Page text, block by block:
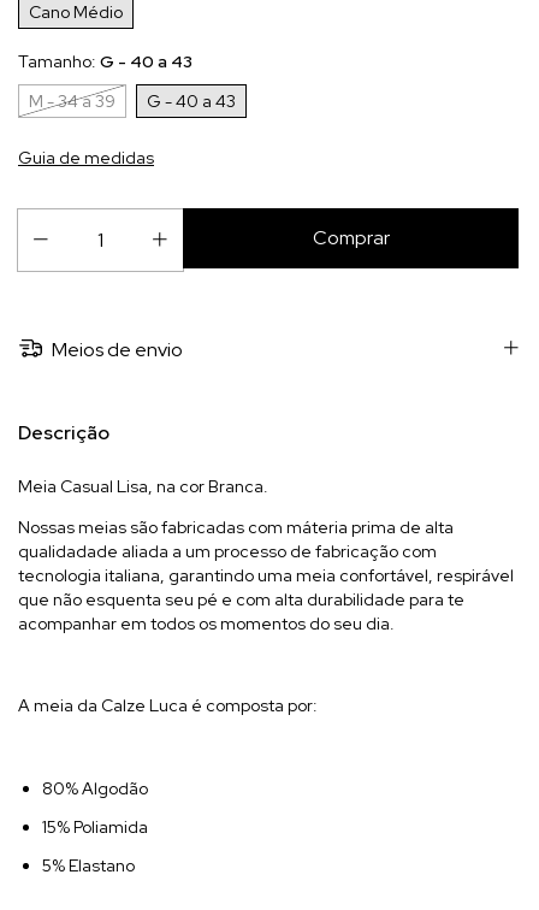
Cano Médio
Tamanho: G - 40 a 43
M - 34 a 39
G - 40 a 43
Guia de medidas
Meios de envio
Descrição
Meia Casual Lisa, na cor Branca.
Nossas meias são fabricadas com máteria prima de alta
qualidadade aliada a um processo de fabricação com
tecnologia italiana, garantindo uma meia confortável, respirável
que não esquenta seu pé e com alta durabilidade para te
acompanhar em todos os momentos do seu dia.
A meia da Calze Luca é composta por:
80% Algodão
15% Poliamida
5% Elastano